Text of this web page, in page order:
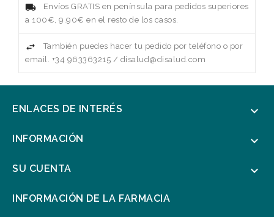
Envíos GRATIS en península para pedidos superiores
a 100€, 9.90€ en el resto de los casos.
También puedes hacer tu pedido por teléfono o por
email. +34 963363215 / disalud@disalud.com
ENLACES DE INTERÉS 
INFORMACIÓN 
SU CUENTA 
INFORMACIÓN DE LA FARMACIA